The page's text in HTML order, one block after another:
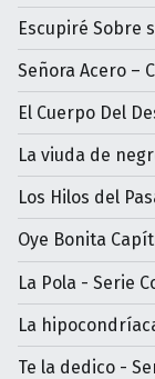
Escupiré Sobre
Señora Acero –
El Cuerpo Del
La viuda de
Los Hilos del
Oye Bonita
La Pola - Serie
La
Te la dedico -